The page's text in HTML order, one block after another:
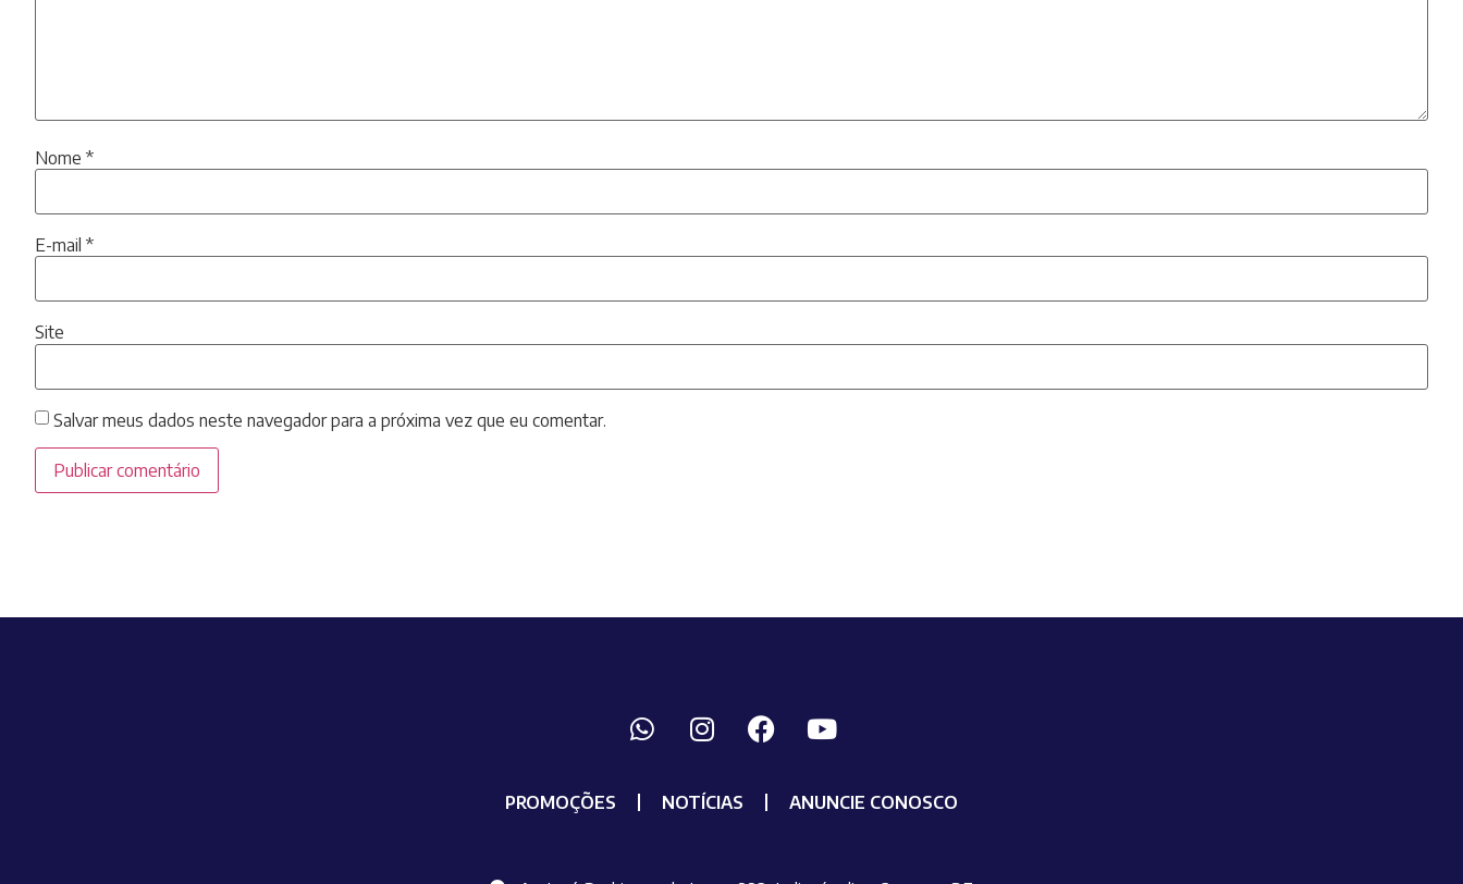
Nome *
E-mail *
Site
Salvar meus dados neste navegador para a próxima vez que eu comentar.
PROMOÇÕES NOTÍCIAS ANUNCIE CONOSCO